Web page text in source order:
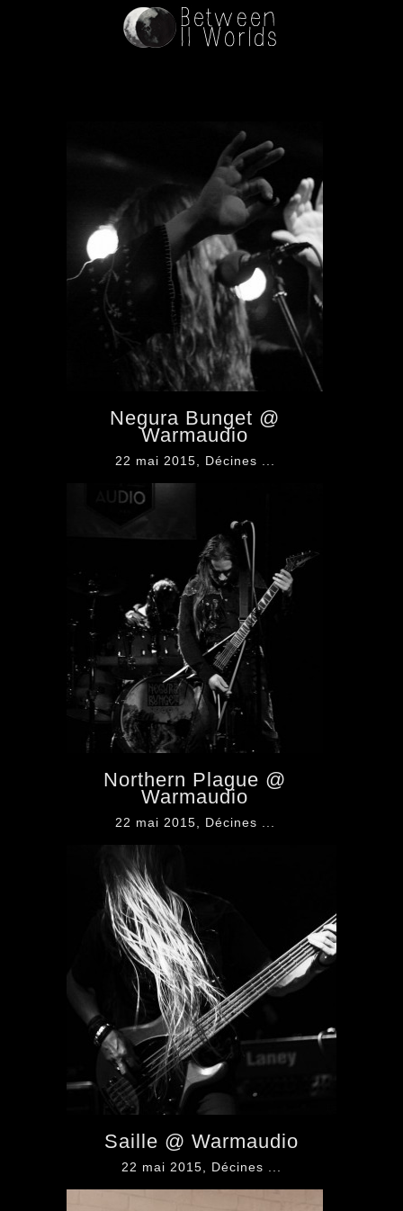
Negura Bunget @
Warmaudio
22 mai 2015, Décines ...
Northern Plague @
Warmaudio
22 mai 2015, Décines ...
Saille @ Warmaudio
22 mai 2015, Décines ...